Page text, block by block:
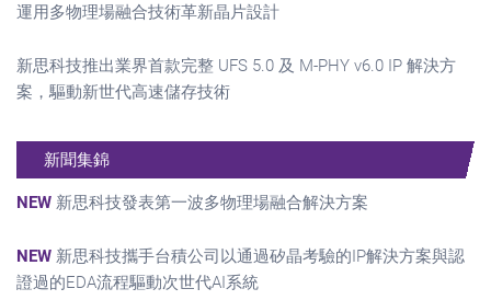
運用多物理場融合技術革新晶片設計
新思科技推出業界首款完整 UFS 5.0 及 M-PHY v6.0 IP 解決方
案，驅動新世代高速儲存技術
新聞集錦
NEW 新思科技發表第一波多物理場融合解決方案
NEW 新思科技攜手台積公司以通過矽晶考驗的IP解決方案與認
證過的EDA流程驅動次世代AI系統